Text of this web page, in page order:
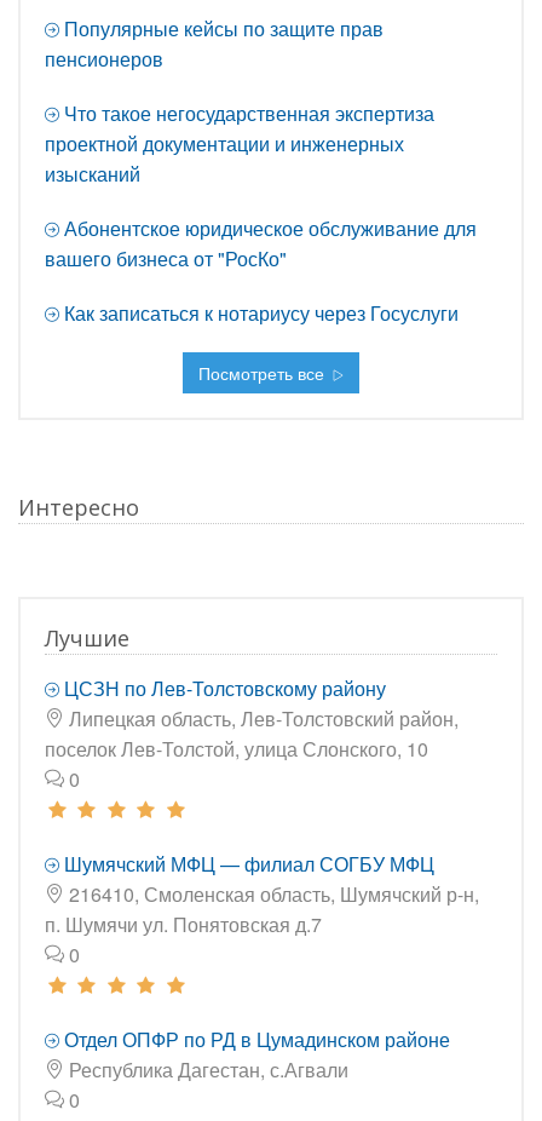
Популярные кейсы по защите прав
пенсионеров
Что такое негосударственная экспертиза
проектной документации и инженерных
изысканий
Абонентское юридическое обслуживание для
вашего бизнеса от "РосКо"
Как записаться к нотариусу через Госуслуги
Посмотреть все
Интересно
Лучшие
ЦСЗН по Лев-Толстовскому району
Липецкая область, Лев-Толстовский район,
поселок Лев-Толстой, улица Слонского, 10
0
Шумячский МФЦ — филиал СОГБУ МФЦ
216410, Смоленская область, Шумячский р-н,
п. Шумячи ул. Понятовская д.7
0
Отдел ОПФР по РД в Цумадинском районе
Республика Дагестан, с.Агвали
0